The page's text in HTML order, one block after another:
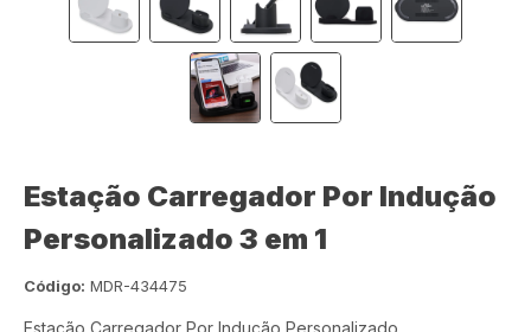
Estação Carregador Por Indução
Personalizado 3 em 1
Código: MDR-434475
Estação Carregador Por Indução Personalizado